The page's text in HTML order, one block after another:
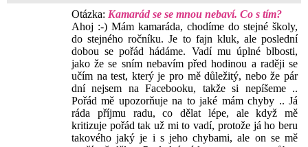
Otázka: Kamarád se se mnou nebaví. Co s tím?
Ahoj :-) Mám kamaráda, chodíme do stejné školy,
do stejného ročníku. Je to fajn kluk, ale poslední
dobou se pořád hádáme. Vadí mu úplné blbosti,
jako že se sním nebavím před hodinou a raději se
učím na test, který je pro mě důležitý, nebo že pár
dní nejsem na Facebooku, takže si nepíšeme ..
Pořád mě upozorňuje na to jaké mám chyby .. Já
ráda příjmu radu, co dělat lépe, ale když mě
kritizuje pořád tak už mi to vadí, protože já ho beru
takového jaký je i s jeho chybami, ale on se mě